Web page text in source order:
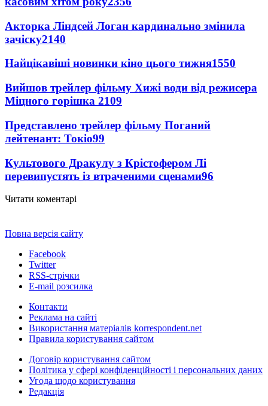
Акторка Ліндсей Логан кардинально змінила
зачіску2140
Найцікавіші новинки кіно цього тижня1550
Вийшов трейлер фільму Хижі води від режисера
Міцного горішка 2109
Представлено трейлер фільму Поганий
лейтенант: Токіо99
Культового Дракулу з Крістофером Лі
перевипустять із втраченими сценами96
Читати коментарі
Повна версія сайту
Facebook
Twitter
RSS-стрічки
E-mail розсилка
Контакти
Реклама на сайті
Використання матеріалів korrespondent.net
Правила користування сайтом
Договір користування сайтом
Політика у сфері конфіденційності і персональних даних
Угода щодо користування
Редакція